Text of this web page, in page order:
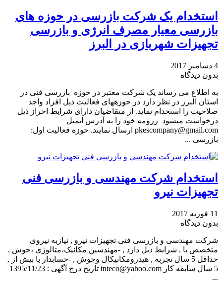
استخدام یک شرکت بازرسی در حوزه های
بازرسی معیار مصرف انرژی و بازرسی
تجهیزات شهربازی در البرز
4 دسامبر 2017
بدون دیدگاه
به اطلاع می رساند یک شرکت معتبر در حوزه بازرسی فنی در
استان البرز در نظر دارد در حوزه­های فعالیت ذیل افراد واجد
صلاحیت را استخدام نماید. از متقاضیان دارای شرایط احراز ذیل
درخواست می­شود رزومه خود را به آدرس ایمیل
pkescompany@gmail.com ارسال نمایند. حوزه فعالیت اول:
بازرسی ...
استخدام شرکت مهندسی و بازرسی فنی
تجهیزات نیرو
11 فوریه 2017
بدون دیدگاه
شرکت مهندسی و بازرسی فنی تجهیزات نیرو , نیازبه نیروی
متخصص با , شرایط ذیل دارد , -مهندسین مکانیک،متالوژی ،جوش ,
حداقل 5 سال تجربه , هیدرومکانیکال وجوش , -حسابدار با بیش از ,
...